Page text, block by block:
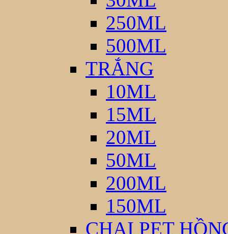
250ML
500ML
TRẮNG
10ML
15ML
20ML
50ML
200ML
150ML
CHAI PET